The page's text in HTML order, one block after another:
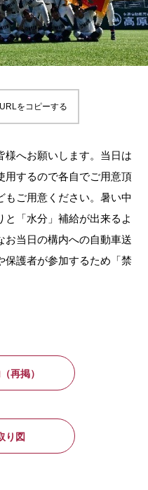
をコピーする
様へお願いします。当日は
用するので各自でご用意頂
もご用意ください。暑い中
「水分」補給が出来るよ
お当日の構内への自動車送
保護者が参加するため「禁
再掲）
り図